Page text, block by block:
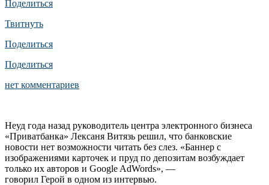
Поделиться
Твитнуть
Поделиться
Поделиться
нет комментариев
Неуд года назад руководитель центра электронного бизнеса
«Приватбанка» Лексаня Витязь решил, что банковские
новости нет возможности читать без слез. «Баннер с
изображениями карточек и пруд по депозитам возбуждает
только их авторов и Google AdWords», —
говорил Герой в одном из интервью.